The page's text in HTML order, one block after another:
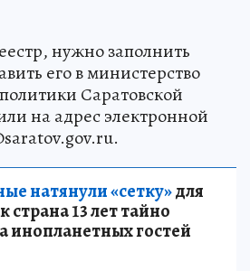
нужно заполнить
его в министерство
Саратовской
на адрес электронной
натянули «сетку»для
13 лет тайно
инопланетных гостей